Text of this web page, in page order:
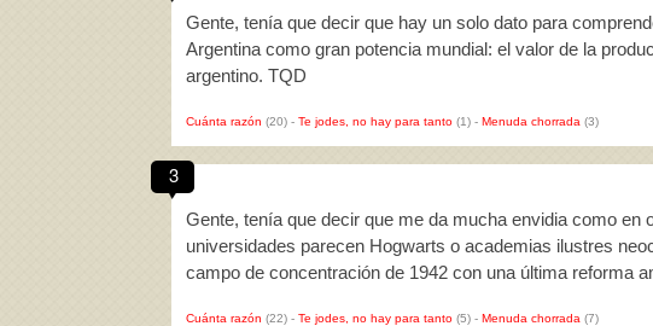
Gente, tenía que decir que hay un solo dato para
Argentina como gran potencia mundial: el valor de la
argentino. TQD
Cuánta razón (20) - Te jodes, no hay para tanto (1) - Menuda chorrada (3)
3
Gente, tenía que decir que me da mucha envidia como en
universidades parecen Hogwarts o academias ilustres
campo de concentración de 1942 con una última reforma
Cuánta razón (22) - Te jodes, no hay para tanto (5) - Menuda chorrada (7)